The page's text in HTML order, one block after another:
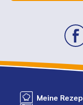
Meine